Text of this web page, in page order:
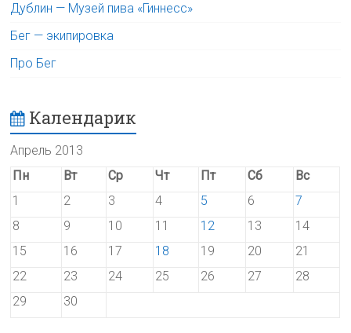
Дублин — Музей пива «Гиннесс»
Бег — экипировка
Про Бег
Календарик
Апрель 2013
Пн
Вт Ср Чт Пт Сб
Вс
1
2 3 4 5 6
7
8
9 10 11 12 13
14
15
16 17 18 19 20
21
22
23 24 25 26 27
28
29
30